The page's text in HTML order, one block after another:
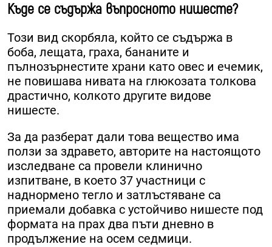
Къде се съдържа въпросното нишесте?
Този вид скорбяла, който се съдържа в
боба, лещата, граха, бананите и
пълнозърнестите храни като овес и ечемик,
не повишава нивата на глюкозата толкова
драстично, колкото другите видове
нишесте.
За да разберат дали това вещество има
ползи за здравето, авторите на настоящото
изследване са провели клинично
изпитване, в което 37 участници с
наднормено тегло и затлъстяване са
приемали добавка с устойчиво нишесте под
формата на прах два пъти дневно в
продължение на осем седмици.